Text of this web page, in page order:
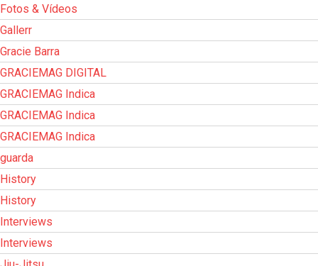
Fotos & Vídeos
Gallerr
Gracie Barra
GRACIEMAG DIGITAL
GRACIEMAG Indica
GRACIEMAG Indica
GRACIEMAG Indica
guarda
History
History
Interviews
Interviews